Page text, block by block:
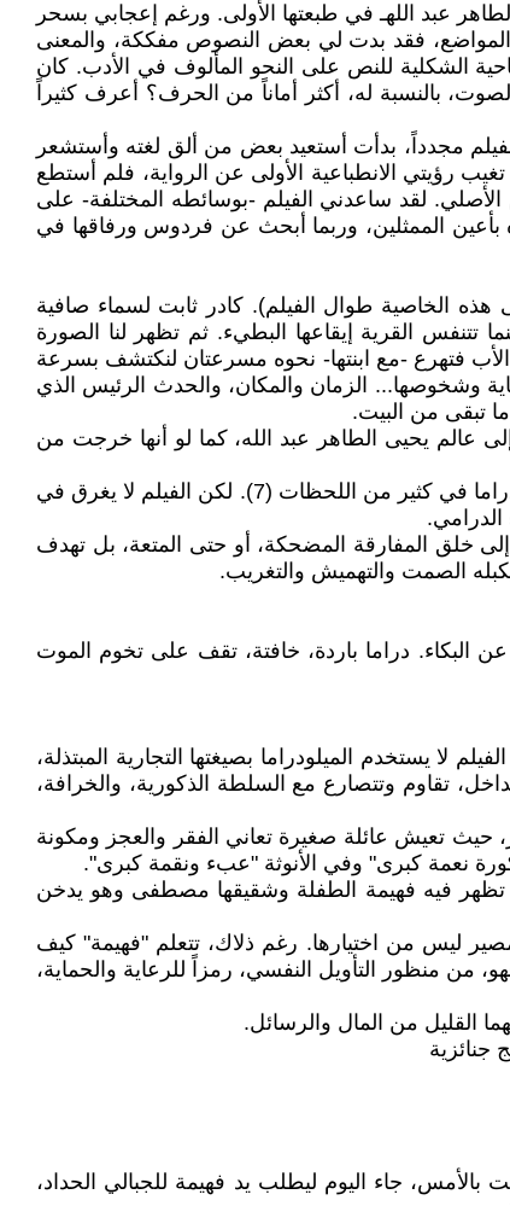
عبد اللهـ في طبعتها الأولى. ورغم إعجابي بسحر
فقد بدت لي بعض النصوص مفككة، والمعنى
الشكلية للنص على النحو المألوف في الأدب. كان
بالنسبة له، أكثر أماناً من الحرف؟ أعرف كثيراً
مجدداً، بدأت أستعيد بعض من ألق لغته وأستشعر
رؤيتي الانطباعية الأولى عن الرواية، فلم أستطع
لقد ساعدني الفيلم -بوسائطه المختلفة- على
الممثلين، وربما أبحث عن فردوس ورفاقها في
أغنية شعبية تنبع من الوجدان، ومشهد تراثي أصيل مشبع برائحة الأرض. (يصر المخرج خيري بشارة(6) على هذه الخاصية طوال الفيلم). كادر ثابت لسماء صافية
بتلك الكلمات، بينما تتنفس القرية إيقاعها البطيء. ثم تظهر لنا الصورة
فتهرع -مع ابنتها- نحوه مسرعتان لنكتشف بسرعة
وشخوصها... الزمان والمكان، والحدث الرئيس الذي
تبقى من البيت.
إلى عالم يحيى الطاهر عبد الله، كما لو أنها خرجت من
ثم تتوالى المشاهد لتصف لنا إيقاع الحياة الكرنك البطيئة والكئيبة الغارقة في تفاصيل المعيش اليومي، مع ميل واضح إلى الميلودراما في كثير من اللحظات (7). لكن الفيلم لا يغرق في
الدرامي.
خلق المفارقة المضحكة، أو حتى المتعة، بل تهدف
الصمت والتهميش والتغريب.
البكاء. دراما باردة، خافتة، تقف على تخوم الموت
لا يستخدم الميلودراما بصيغتها التجارية المبتذلة،
تقاوم وتتصارع مع السلطة الذكورية، والخرافة،
تعيش عائلة صغيرة تعاني الفقر والعجز ومكونة
نعمة كبرى" وفي الأنوثة "عبء ونقمة كبرى".
تظهر فيه فهيمة الطفلة وشقيقها مصطفى وهو يدخن
ليس من اختيارها. رغم ذلاك، تتعلم "فهيمة" كيف
من منظور التأويل النفسي، رمزاً للرعاية والحماية،
القليل من المال والرسائل.
جنائزية
جاء اليوم ليطلب يد فهيمة للجبالي الحداد،